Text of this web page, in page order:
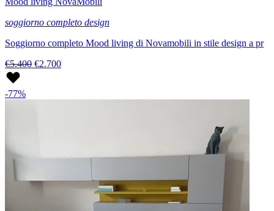
soggiorno completo design
Soggiorno completo Mood living di Novamobili in stile design a pr
€5.400 €2.700
-77%